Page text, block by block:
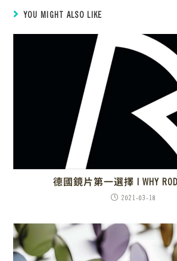
YOU MIGHT ALSO LIKE
德國鏡片第一選擇 | WHY
2021-03-18